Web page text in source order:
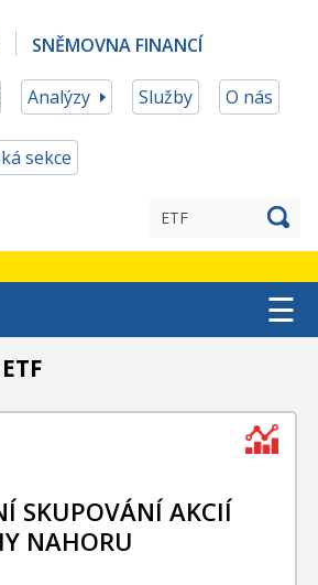
SNĚMOVNA FINANCÍ
Analýzy Služby O nás
sekce
☰
TOP ETF
STRATEGIE
SLAVIC CAPITAL
ETF
SKUPOVÁNÍ AKCIÍ
NAHORU